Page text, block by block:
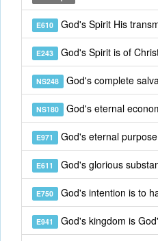
E610 God's Spirit His
E243 God's Spirit is of
NS248 God's complete
NS180 God's eternal
E971 God's eternal purpose
E611 God's glorious
E750 God's intention is to
E941 God's kingdom is